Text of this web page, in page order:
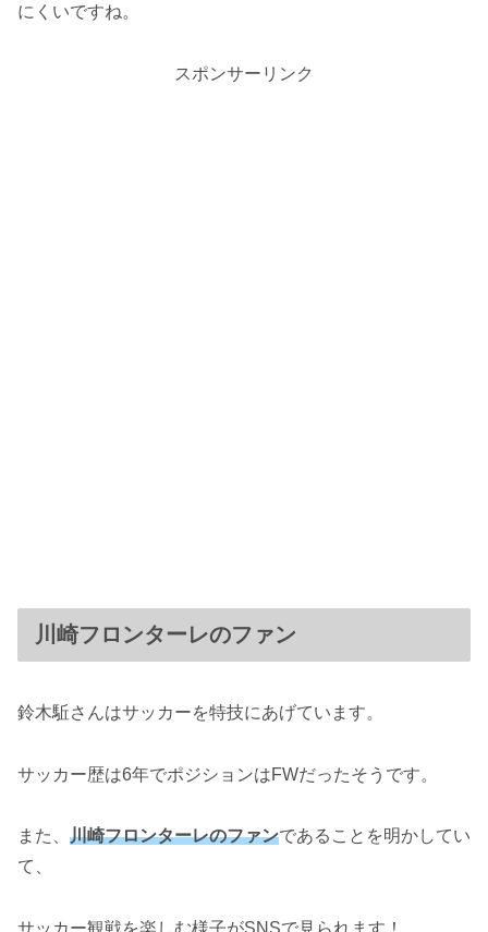
にくいですね。
スポンサーリンク
川崎フロンターレのファン
鈴木駈さんはサッカーを特技にあげています。
サッカー歴は6年でポジションはFWだったそうです。
また、 川崎フロンターレのファンであることを明かしてい
て、